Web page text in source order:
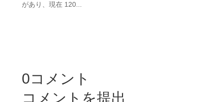
があり、現在 120...
0コメント
コメントを提出